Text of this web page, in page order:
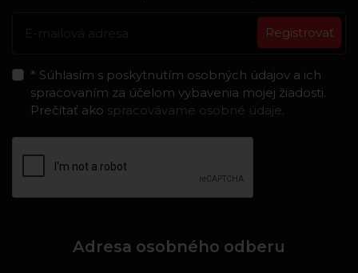
Registrovať
* Súhlasím s poskytnutím osobných údajov a ich
spracovaním za účelom vybavenia mojej žiadosti.
Prečítať ako spracovávame osobné údaje.
Adresa osobného odberu